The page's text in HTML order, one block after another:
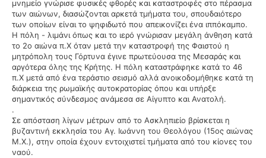
μνημείο γνώρισε φυσικές φθορές και καταστροφές στο πέρασμα
των αιώνων, διασώζονται αρκετά τμήματα του, σπουδαιότερο
των οποίων είναι το ψηφιδωτό που απεικονίζει ένα ιππόκαμπο.
Η πόλη - λιμάνι όπως και το ιερό γνώρισαν μεγάλη άνθηση κατά
το 2ο αιώνα π.Χ όταν μετά την καταστροφή της Φαιστού η
μητρόπολη τους Γόρτυνα έγινε πρωτεύουσα της Μεσαράς και
αργότερα όλης της Κρήτης. Η πόλη καταστράφηκε κατά το 46
π.Χ μετά από ένα τεράστιο σεισμό αλλά ανοικοδομήθηκε κατά τη
διάρκεια της ρωμαϊκής αυτοκρατορίας όπου και υπήρξε
σημαντικός σύνδεσμος ανάμεσα σε Αίγυπτο και Ανατολή.
.
Σε απόσταση λίγων μέτρων από το Ασκληπιείο βρίσκεται η
βυζαντινή εκκλησία του Αγ. Ιωάννη του Θεολόγου (15ος αιώνας
Μ.Χ.), στην οποία έχουν εντοιχιστεί τμήματα από του κίονες του
ναού.